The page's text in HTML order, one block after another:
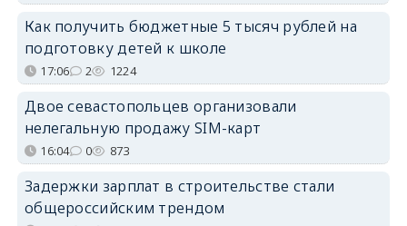
Как получить бюджетные 5 тысяч рублей на
подготовку детей к школе
17:06 2 1224
Двое севастопольцев организовали
нелегальную продажу SIM-карт
16:04 0 873
Задержки зарплат в строительстве стали
общероссийским трендом